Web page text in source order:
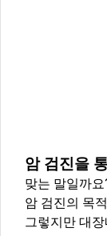
암 검진을
맞는 말일까요
암 검진의 목
그렇지만 대